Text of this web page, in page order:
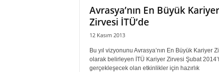
Avrasya’nın En Büyük Kariyer
Zirvesi İTÜ’de
12 Kasım 2013
Bu yıl vizyonunu Avrasya’nın En Büyük Kariyer
olarak belirleyen İTÜ Kariyer Zirvesi Şubat
gerçekleşecek olan etkinlikler için hazırlık